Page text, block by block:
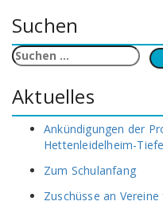
Suchen
Suchen
nach:
Aktuelles
Ankündigungen der
Hettenleidelheim-
Zum Schulanfang
Zuschüsse an